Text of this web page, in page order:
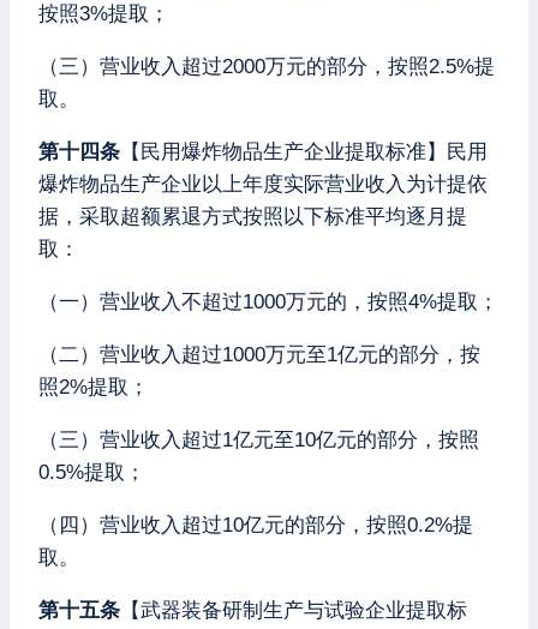
按照3%提取；
（三）营业收入超过2000万元的部分，按照2.5%提
取。
第十四条 【民用爆炸物品生产企业提取标准】民用
爆炸物品生产企业以上年度实际营业收入为计提依
据，采取超额累退方式按照以下标准平均逐月提
取：
（一）营业收入不超过1000万元的，按照4%提取；
（二）营业收入超过1000万元至1亿元的部分，按
照2%提取；
（三）营业收入超过1亿元至10亿元的部分，按照
0.5%提取；
（四）营业收入超过10亿元的部分，按照0.2%提
取。
第十五条 【武器装备研制生产与试验企业提取标